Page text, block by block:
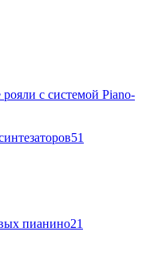
с системой Piano-
51
пианино21